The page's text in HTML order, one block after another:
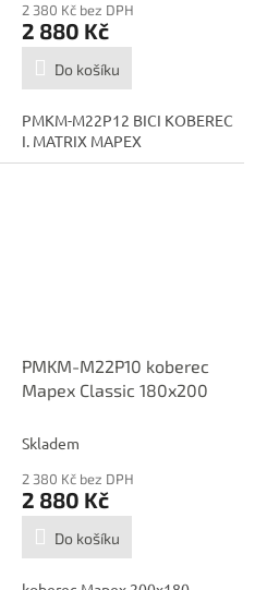
2 380 Kč bez DPH
2 880 Kč
Do košíku
PMKM-M22P12 BICI KOBEREC
I. MATRIX MAPEX
PMKM-M22P10 koberec
Mapex Classic 180x200
Skladem
2 380 Kč bez DPH
2 880 Kč
Do košíku